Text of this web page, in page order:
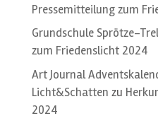
Pressemitteilung zum
Grundschule Sprötze-
zum Friedenslicht 2024
Art Journal
Licht&Schatten zu
2024